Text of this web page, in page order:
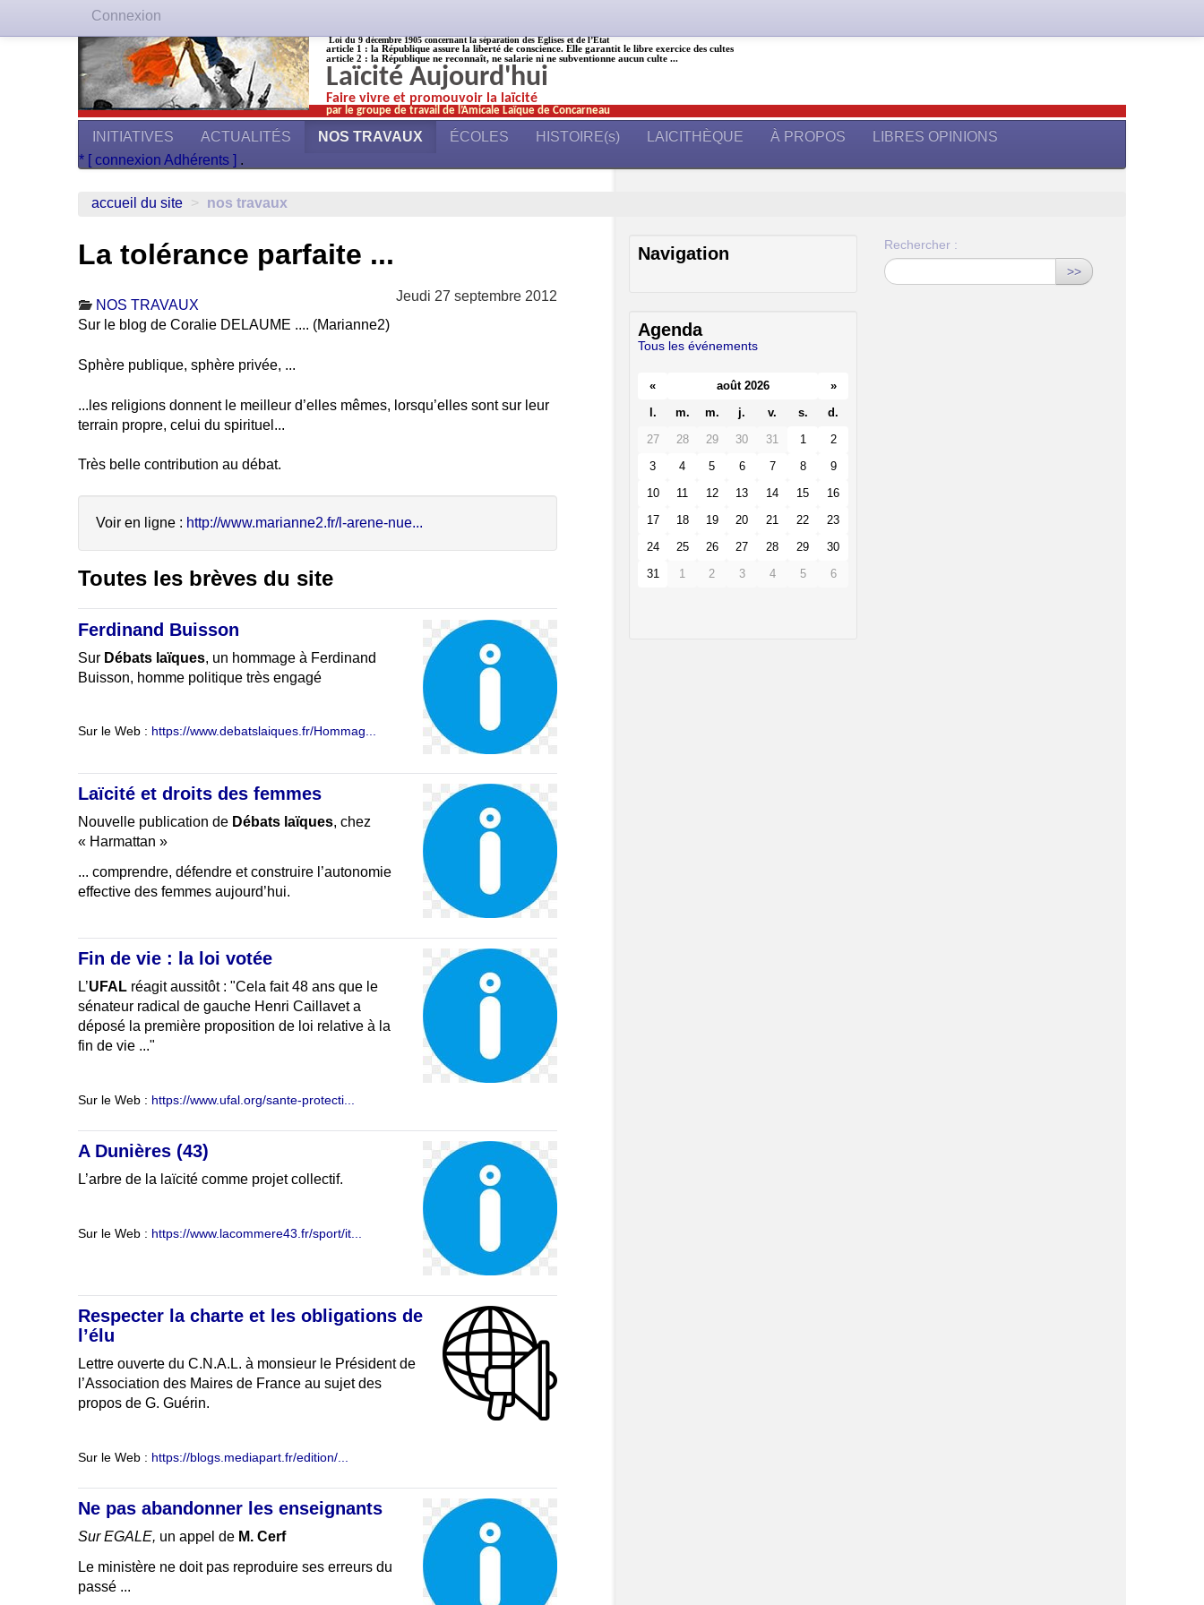
Loi du 9 décembre 1905 concernant la séparation des Églises et de l’État
article 1 : la République assure la liberté de conscience. Elle garantit le libre exercice des cultes
article 2 : la République ne reconnaît, ne salarie ni ne subventionne aucun culte ...
Laïcité Aujourd'hui
Faire vivre et promouvoir la laïcité
par le groupe de travail de l’Amicale Laïque de Concarneau
INITIATIVES ACTUALITÉS NOS TRAVAUX ÉCOLES HISTOIRE(s) LAICITHÈQUE À PROPOS
LIBRES OPINIONS
* [ connexion Adhérents ] .
accueil du site > nos travaux
La tolérance parfaite ...
Jeudi 27 septembre 2012
NOS TRAVAUX
Sur le blog de Coralie DELAUME .... (Marianne2)
Sphère publique, sphère privée, ...
...les religions donnent le meilleur d’elles mêmes, lorsqu’elles sont sur leur
terrain propre, celui du spirituel...
Très belle contribution au débat.
Voir en ligne : http://www.marianne2.fr/l-arene-nue...
Toutes les brèves du site
Ferdinand Buisson
Sur Débats laïques, un hommage à Ferdinand
Buisson, homme politique très engagé
Sur le Web : https://www.debatslaiques.fr/Hommag...
Laïcité et droits des femmes
Nouvelle publication de Débats laïques, chez
« Harmattan »
... comprendre, défendre et construire l’autonomie
effective des femmes aujourd’hui.
Fin de vie : la loi votée
L’UFAL réagit aussitôt : "Cela fait 48 ans que le
sénateur radical de gauche Henri Caillavet a
déposé la première proposition de loi relative à la
fin de vie ..."
Sur le Web : https://www.ufal.org/sante-protecti...
A Dunières (43)
L’arbre de la laïcité comme projet collectif.
Sur le Web : https://www.lacommere43.fr/sport/it...
Respecter la charte et les obligations de
l’élu
Lettre ouverte du C.N.A.L. à monsieur le Président de
l’Association des Maires de France au sujet des
propos de G. Guérin.
Sur le Web : https://blogs.mediapart.fr/edition/...
Ne pas abandonner les enseignants
Sur EGALE, un appel de M. Cerf
Le ministère ne doit pas reproduire ses erreurs du
passé ...
Navigation
Agenda
Tous les événements
« août 2026
»
l.
m. m. j. v. s.
d.
27
28 29 30 31 1
2
3
4 5 6 7 8
9
10
11 12 13 14 15
16
17
18 19 20 21 22
23
24
25 26 27 28 29
30
31
1 2 3 4 5 6
Rechercher :
>>
Connexion